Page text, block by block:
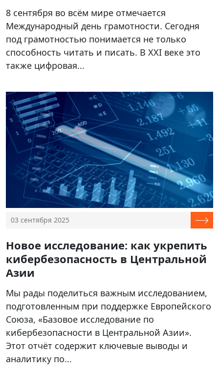
8 сентября во всём мире отмечается
Международный день грамотности. Сегодня
под грамотностью понимается не только
способность читать и писать. В XXI веке это
также цифровая...
03 сентября 2025
Новое исследование: как укрепить
кибербезопасность в Центральной
Азии
Мы рады поделиться важным исследованием,
подготовленным при поддержке Европейского
Союза, «Базовое исследование по
кибербезопасности в Центральной Азии».
Этот отчёт содержит ключевые выводы и
аналитику по...